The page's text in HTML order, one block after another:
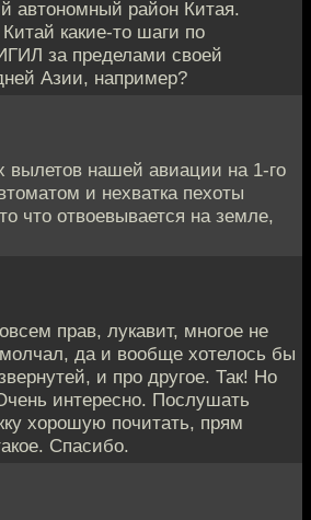
автономный район Китая.
какие-то шаги по
за пределами своей
Азии, например?
вылетов нашей авиации на 1-го
и нехватка пехоты
что отвоевывается на земле,
прав, лукавит, многое не
да и вообще хотелось бы
и про другое. Так! Но
интересно. Послушать
хорошую почитать, прям
Спасибо.